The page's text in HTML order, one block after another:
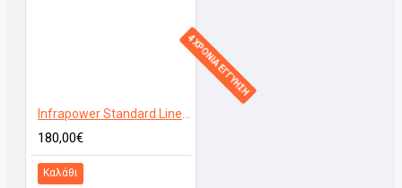
4 ΧΡΟΝΙΑ ΕΓΓΥΗΣΗ
Infrapower Standard Line VCIR-400W Μακρόστενο
180,00€
Καλάθι